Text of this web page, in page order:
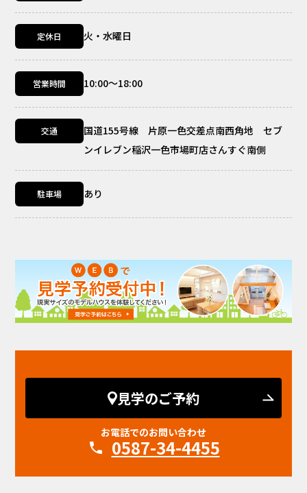
定休日 火・水曜日
営業時間 10:00～18:00
交通
国道155号線 片原一色交差点南西角地 セブ
ンイレブン稲沢一色市場町店さんすぐ南側
駐車場 あり
見学のご予約
お電話でのお問い合わせ
0587-34-4455